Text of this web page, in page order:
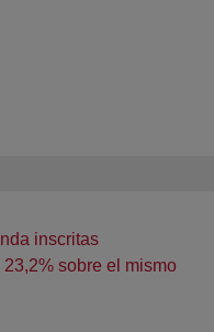
inscritas
sobre el mismo